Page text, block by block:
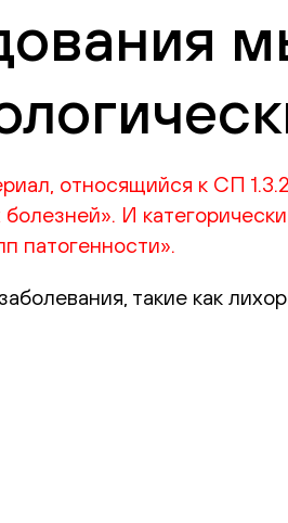
относящийся к СП
И
патогенности».
такие как